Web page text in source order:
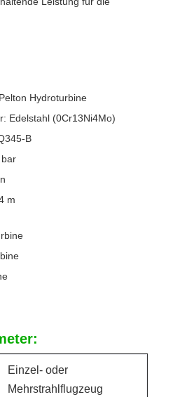
Hydroturbine
Edelstahl (0Cr13Ni4Mo)
B
m
Einzel- oder
Mehrstrahlflugzeug